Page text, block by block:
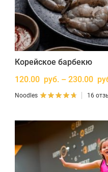
Корейское барбекю
120.00 руб. – 230.00
Noodles 16